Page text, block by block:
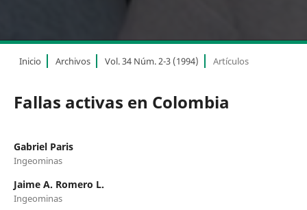
Inicio Archivos Vol. 34 Núm. 2-3 (1994) Artículos
Fallas activas en Colombia
Gabriel Paris
Ingeominas
Jaime A. Romero L.
Ingeominas